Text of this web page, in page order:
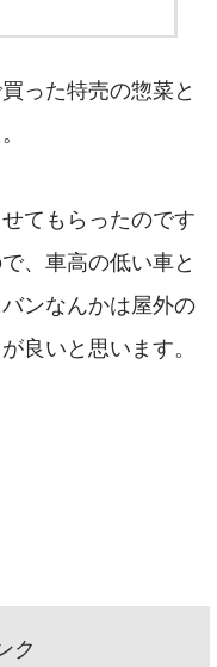
った特売の惣菜と
てもらったのです
、車高の低い車と
ンなんかは屋外の
良いと思います。
ク